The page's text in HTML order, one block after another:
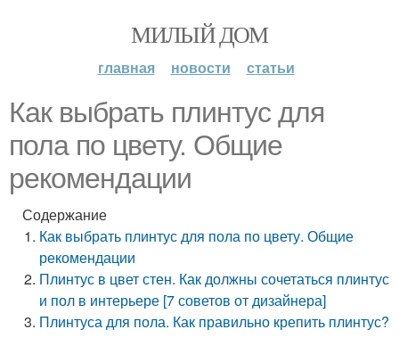
МИЛЫЙ ДОМ
главная новости статьи
Как выбрать плинтус для
пола по цвету. Общие
рекомендации
Содержание
Как выбрать плинтус для пола по цвету. Общие
рекомендации
Плинтус в цвет стен. Как должны сочетаться плинтус
и пол в интерьере [7 советов от дизайнера]
Плинтуса для пола. Как правильно крепить плинтус?